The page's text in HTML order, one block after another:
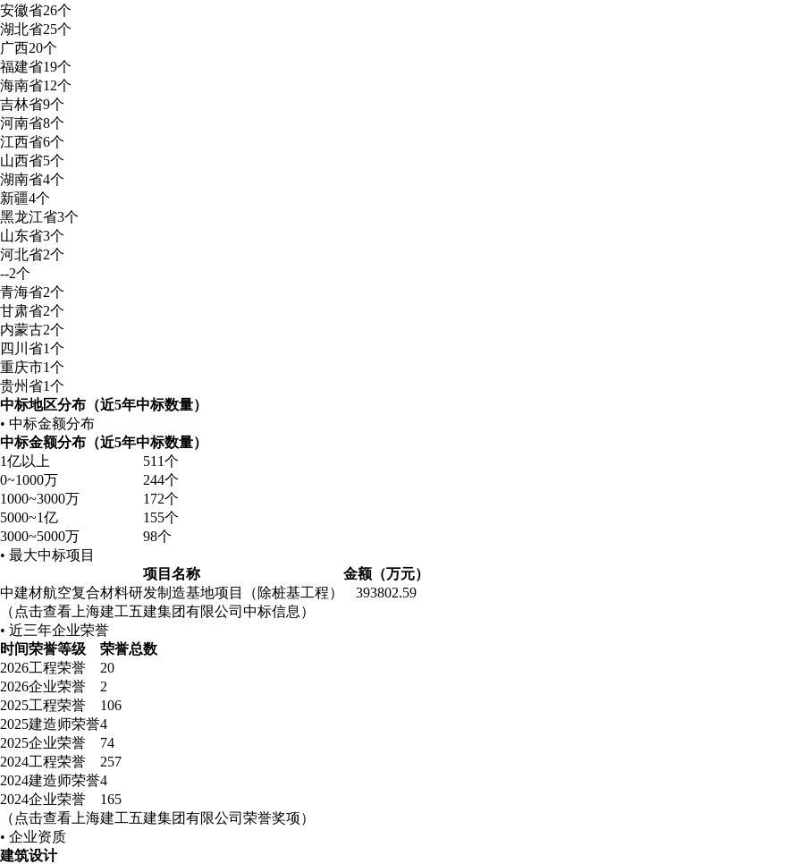
安徽省26个
湖北省25个
广西20个
福建省19个
海南省12个
吉林省9个
河南省8个
江西省6个
山西省5个
湖南省4个
新疆4个
黑龙江省3个
山东省3个
河北省2个
--2个
青海省2个
甘肃省2个
内蒙古2个
四川省1个
重庆市1个
贵州省1个
中标地区分布（近5年中标数量）
• 中标金额分布
中标金额分布（近5年中标数量）
1亿以上
511个
0~1000万
244个
1000~3000万
172个
5000~1亿
155个
3000~5000万
98个
• 最大中标项目
项目名称
金额（万元）
中建材航空复合材料研发制造基地项目（除桩基工程）
393802.59
（点击查看上海建工五建集团有限公司中标信息）
• 近三年企业荣誉
时间荣誉等级
荣誉总数
2026工程荣誉
20
2026企业荣誉
2
2025工程荣誉
106
2025建造师荣誉4
2025企业荣誉
74
2024工程荣誉
257
2024建造师荣誉4
2024企业荣誉
165
（点击查看上海建工五建集团有限公司荣誉奖项）
• 企业资质
建筑设计